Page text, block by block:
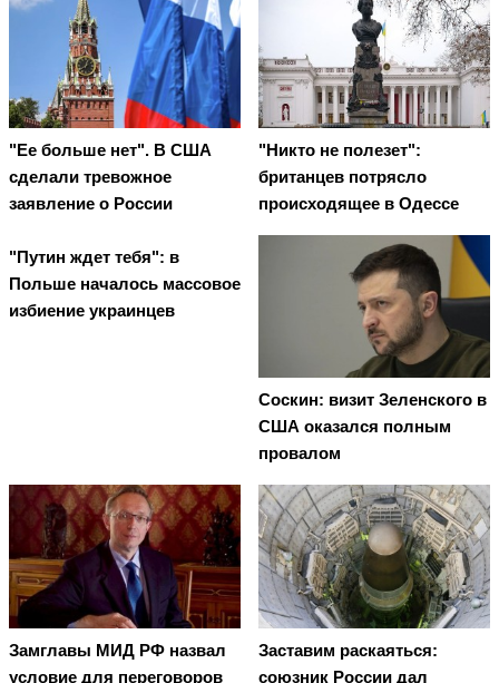
"Ее больше нет". В США
сделали тревожное
заявление о России
"Никто не полезет":
британцев потрясло
происходящее в Одессе
"Путин ждет тебя": в
Польше началось массовое
избиение украинцев
Соскин: визит Зеленского в
США оказался полным
провалом
Замглавы МИД РФ назвал
условие для переговоров
Заставим раскаяться:
союзник России дал